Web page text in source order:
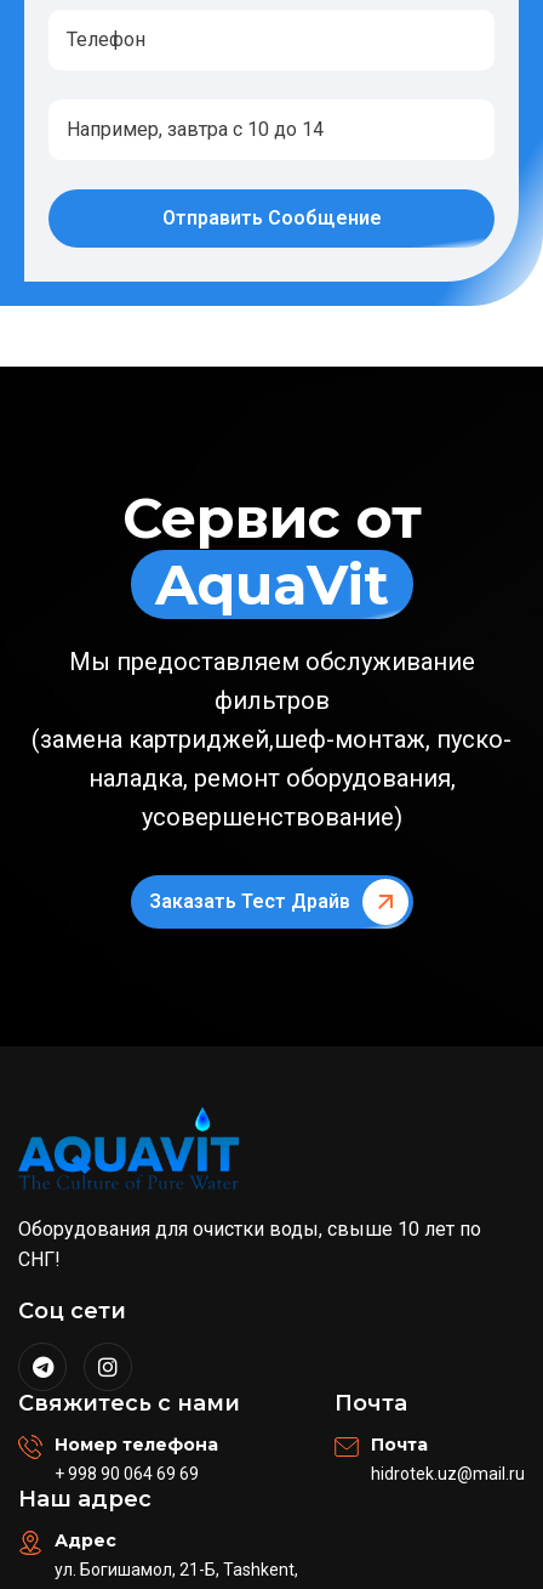
Отправить Сообщение
Сервис от
AquaVit
Мы предоставляем обслуживание
фильтров
(замена картриджей,шеф-монтаж, пуско-
наладка, ремонт оборудования,
усовершенствование)
Заказать Тест Драйв
Оборудования для очистки воды, свыше 10 лет по
СНГ!
Соц сети
Свяжитесь с нами
Номер телефона
+ 998 90 064 69 69
Почта
Почта
hidrotek.uz@mail.ru
Наш адрес
Адрес
ул. Богишамол, 21-Б, Tashkent,